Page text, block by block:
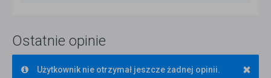
Ostatnie opinie
×
Użytkownik nie otrzymał jeszcze żadnej opinii.